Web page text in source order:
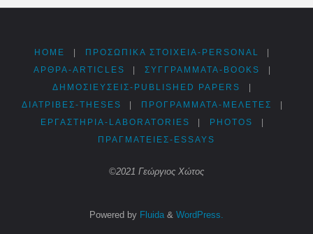
HOME ΠΡΟΣΩΠΙΚΆ ΣΤΟΙΧΕΊΑ-PERSONAL
ΑΡΘΡΑ-ARTICLES ΣΥΓΓΡΆΜΜΑΤΑ-BOOKS
ΔΗΜΟΣΙΕΎΣΕΙΣ-PUBLISHED PAPERS
ΔΙΑΤΡΙΒΈΣ-THESES ΠΡΟΓΡΆΜΜΑΤΑ-ΜΕΛΈΤΕΣ
ΕΡΓΑΣΤΉΡΙΑ-LABORATORIES PHOTOS
ΠΡΑΓΜΑΤΕΊΕΣ-ESSAYS
©2021 Γεώργιος Χώτος
Powered by Fluida & WordPress.